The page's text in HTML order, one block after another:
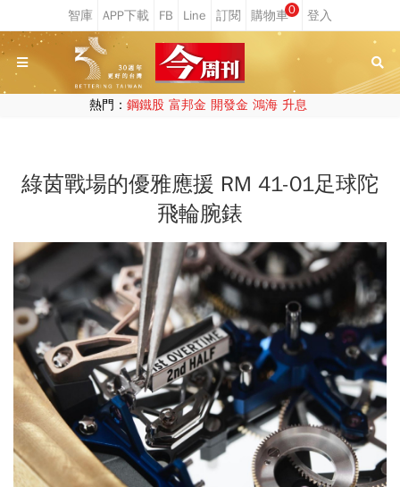
0
熱門： 鋼鐵股 富邦金 開發金 鴻海 升息
綠茵戰場的優雅應援 RM 41-01足球陀
飛輪腕錶